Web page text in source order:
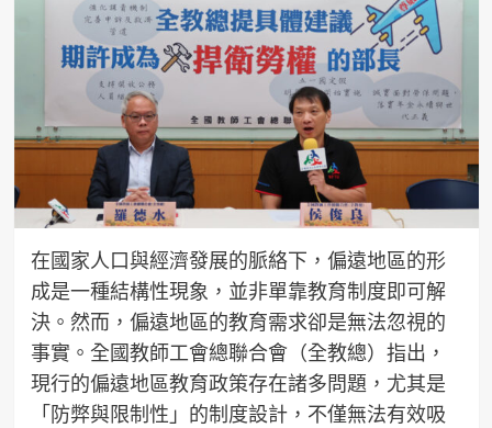
在國家人口與經濟發展的脈絡下，偏遠地區的形
成是一種結構性現象，並非單靠教育制度即可解
決。然而，偏遠地區的教育需求卻是無法忽視的
事實。全國教師工會總聯合會（全教總）指出，
現行的偏遠地區教育政策存在諸多問題，尤其是
「防弊與限制性」的制度設計，不僅無法有效吸